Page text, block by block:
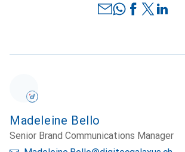
Madeleine Bello
Senior Brand Communications Manager